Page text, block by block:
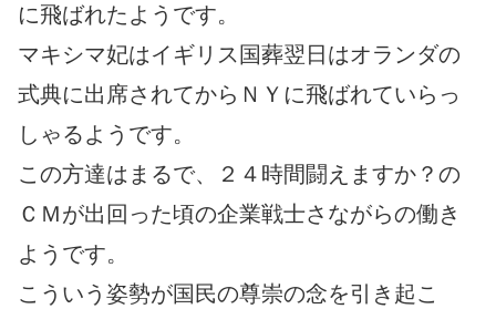
に飛ばれたようです。
マキシマ妃はイギリス国葬翌日はオランダの
式典に出席されてからＮＹに飛ばれていらっ
しゃるようです。
この方達はまるで、２４時間闘えますか？の
ＣＭが出回った頃の企業戦士さながらの働き
ようです。
こういう姿勢が国民の尊崇の念を引き起こ